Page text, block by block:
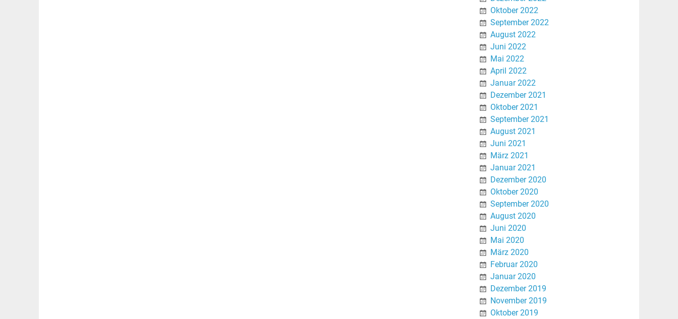
Oktober 2022
September 2022
August 2022
Juni 2022
Mai 2022
April 2022
Januar 2022
Dezember 2021
Oktober 2021
September 2021
August 2021
Juni 2021
März 2021
Januar 2021
Dezember 2020
Oktober 2020
September 2020
August 2020
Juni 2020
Mai 2020
März 2020
Februar 2020
Januar 2020
Dezember 2019
November 2019
Oktober 2019